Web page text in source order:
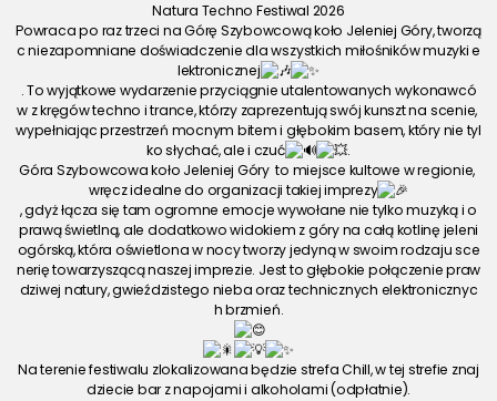
Natura Techno Festiwal 2026
Powraca po raz trzeci na Górę Szybowcową koło Jeleniej Góry, tworzą
c niezapomniane doświadczenie dla wszystkich miłośników muzyki e
lektronicznej
. To wyjątkowe wydarzenie przyciągnie utalentowanych wykonawcó
w z kręgów techno i trance, którzy zaprezentują swój kunszt na scenie,
wypełniając przestrzeń mocnym bitem i głębokim basem, który nie tyl
ko słychać, ale i czuć
.
Góra Szybowcowa koło Jeleniej Góry  to miejsce kultowe w regionie,
wręcz idealne do organizacji takiej imprezy
, gdyż łącza się tam ogromne emocje wywołane nie tylko muzyką i o
prawą świetlną, ale dodatkowo widokiem z góry na całą kotlinę jeleni
ogórską, która oświetlona w nocy tworzy jedyną w swoim rodzaju sce
nerię towarzyszącą naszej imprezie. Jest to głębokie połączenie praw
dziwej natury, gwieździstego nieba oraz technicznych elektronicznyc
h brzmień.
Na terenie festiwalu zlokalizowana będzie strefa Chill, w tej strefie znaj
dziecie bar z napojami i alkoholami (odpłatnie).